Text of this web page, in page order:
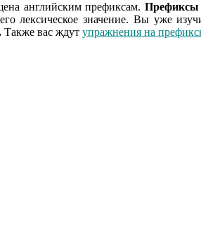
английским префиксам.Префиксы
лексическое значение. Вы уже
Также вас ждут упражнения на